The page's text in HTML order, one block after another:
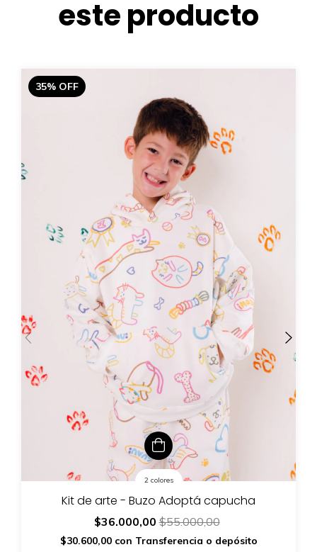
este producto
35% OFF
2 colores
Kit de arte - Buzo Adoptá capucha
$36.000,00$55.000,00
$30.600,00 con Transferencia o depósito